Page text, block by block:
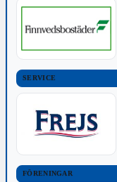
SERVICE
FÖRENINGAR